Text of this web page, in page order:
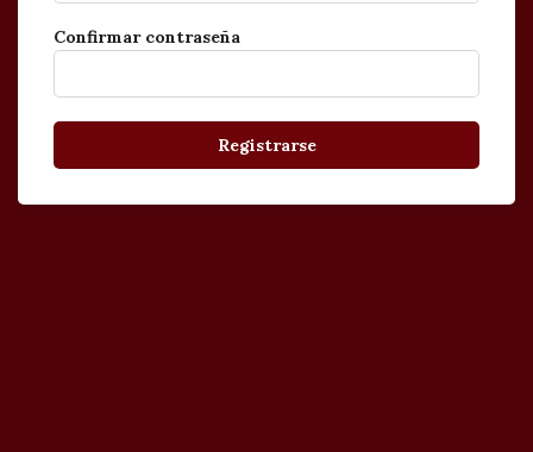
Confirmar contraseña
Registrarse